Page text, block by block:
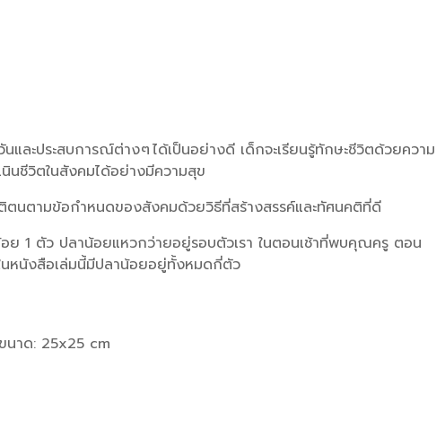
และประสบการณ์ต่าง ๆ ได้เป็นอย่างดี เด็กจะเรียนรู้ทักษะชีวิตด้วยความ
นชีวิตในสังคมได้อย่างมีความสุข
ตนตามข้อกำหนดของสังคมด้วยวิธีที่สร้างสรรค์และทัศนคติที่ดี
ย 1 ตัว ปลาน้อยแหวกว่ายอยู่รอบตัวเรา ในตอนเช้าที่พบคุณครู ตอน
หนังสือเล่มนี้มีปลาน้อยอยู่ทั้งหมดกี่ตัว
ขนาด: 25x25 cm